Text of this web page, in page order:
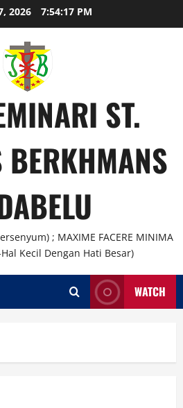
2026 7:54:18 PM
ST.
BERKHMANS
; MAXIME FACERE MINIMA
Kecil Dengan Hati Besar)
WATCH